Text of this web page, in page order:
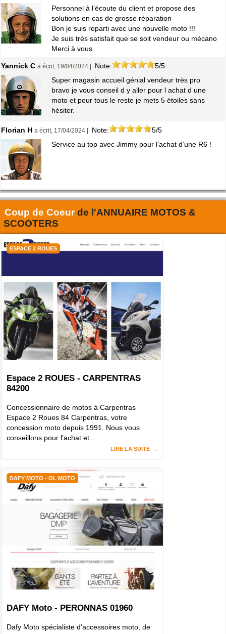
Personnel à l’écoute du client et propose des
solutions en cas de grosse réparation
Bon je suis reparti avec une nouvelle moto !!!
Je suis très satisfait que se soit vendeur ou mécano
Merci à vous
Yannick C a écrit, 19/04/2024 | Note:
5/5
Super magasin accueil génial vendeur très pro
bravo je vous conseil d y aller pour l achat d une
moto et pour tous le reste je mets 5 étoiles sans
hésiter.
Florian H a écrit, 17/04/2024 | Note:
5/5
Service au top avec Jimmy pour l’achat d’une R6 !
Coup de Coeurde l'ANNUAIRE MOTOS &
SCOOTERS
ESPACE 2 ROUES
Espace 2 ROUES - CARPENTRAS
84200
Concessionnaire de motos à Carpentras
Espace 2 Roues 84 Carpentras, votre
concession moto depuis 1991. Nous vous
conseillons pour l'achat et...
LIRE LA SUITE
DAFY MOTO - OL MOTO
DAFY Moto - PERONNAS 01960
Dafy Moto spécialiste d'accessoires moto, de